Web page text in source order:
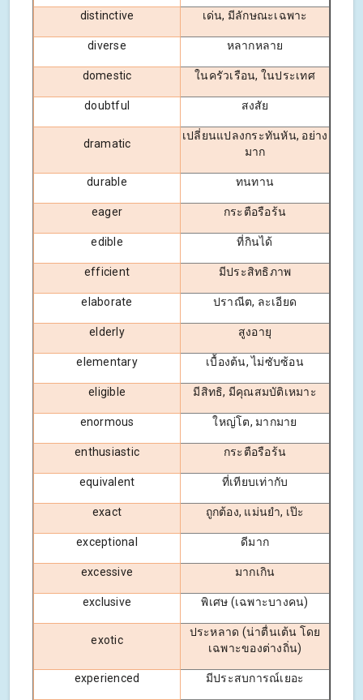
distinctive เด่น, มีลักษณะเฉพาะ
diverse หลากหลาย
domestic ในครัวเรือน, ในประเทศ
doubtful สงสัย
dramatic
เปลี่ยนแปลงกระทันหัน, อย่าง
มาก
durable ทนทาน
eager กระตือรือร้น
edible ที่กินได้
efficient มีประสิทธิภาพ
elaborate ปราณีต, ละเอียด
elderly สูงอายุ
elementary เบื้องต้น, ไม่ซับซ้อน
eligible มีสิทธิ, มีคุณสมบัติเหมาะ
enormous ใหญ่โต, มากมาย
enthusiastic กระตือรือร้น
equivalent ที่เทียบเท่ากับ
exact ถูกต้อง, แม่นยำ, เป๊ะ
exceptional ดีมาก
excessive มากเกิน
exclusive พิเศษ (เฉพาะบางคน)
exotic
ประหลาด (น่าตื่นเต้น โดย
เฉพาะของต่างถิ่น)
experienced มีประสบการณ์เยอะ